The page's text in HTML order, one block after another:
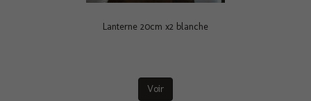
Lanterne 20cm x2 blanche
Voir